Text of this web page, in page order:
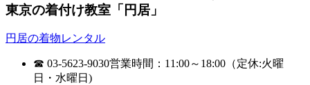
東京の着付け教室「円居」
円居の着物レンタル
☎ 03-5623-9030営業時間：11:00～18:00（定休:火曜
日・水曜日)